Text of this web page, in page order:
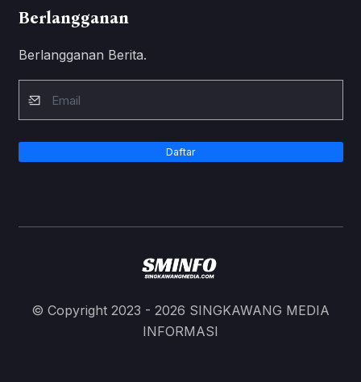
Berlangganan
Berlangganan Berita.
Daftar
© Copyright 2023 - 2026 SINGKAWANG MEDIA
INFORMASI